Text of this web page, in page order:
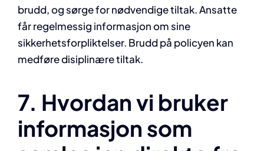
brudd, og sørge for nødvendige tiltak. Ansatte
får regelmessig informasjon om sine
sikkerhetsforpliktelser. Brudd på policyen kan
medføre disiplinære tiltak.
7. Hvordan vi bruker
informasjon som